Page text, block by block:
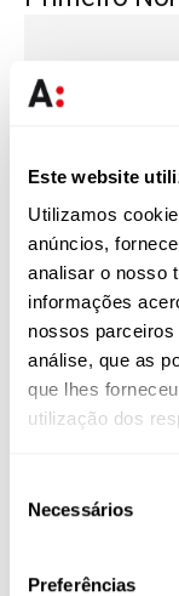
Este website
Utilizamos
anúncios,
analisar o nosso
informações
nossos
análise, que as
que lhes
utilização dos
Necessários
Preferências
Mensagem
Email *